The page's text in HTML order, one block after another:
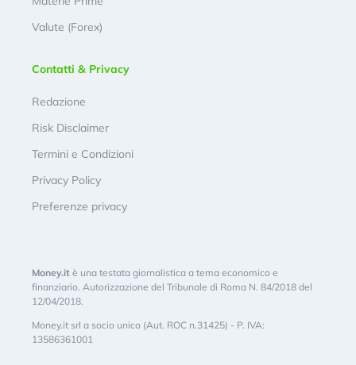
Valute (Forex)
Contatti & Privacy
Redazione
Risk Disclaimer
Termini e Condizioni
Privacy Policy
Preferenze privacy
Money.it è una testata giornalistica a tema economico e
finanziario. Autorizzazione del Tribunale di Roma N. 84/2018 del
12/04/2018.
Money.it srl a socio unico (Aut. ROC n.31425) - P. IVA:
13586361001